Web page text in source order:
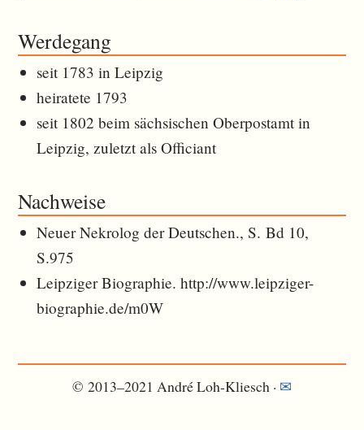
Werdegang
seit 1783 in Leipzig
heiratete 1793
seit 1802 beim sächsischen Oberpostamt in
Leipzig, zuletzt als Officiant
Nachweise
Neuer Nekrolog der Deutschen., S. Bd 10,
S.975
Leipziger Biographie. http://www.leipziger-
biographie.de/m0W
© 2013–2021 André Loh-Kliesch · ✉︎